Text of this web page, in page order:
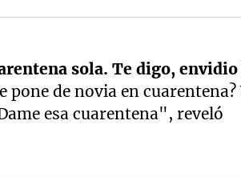
sola. Te digo, envidio
pone de novia en cuarentena?
esa cuarentena", reveló